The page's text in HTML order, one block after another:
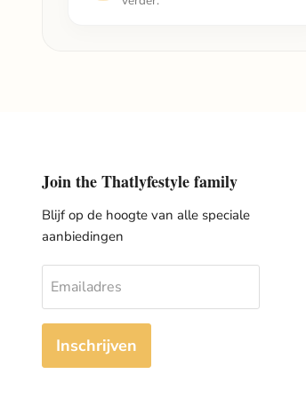
Join the Thatlyfestyle family
Blijf op de hoogte van alle speciale
aanbiedingen
Emailadres
Inschrijven